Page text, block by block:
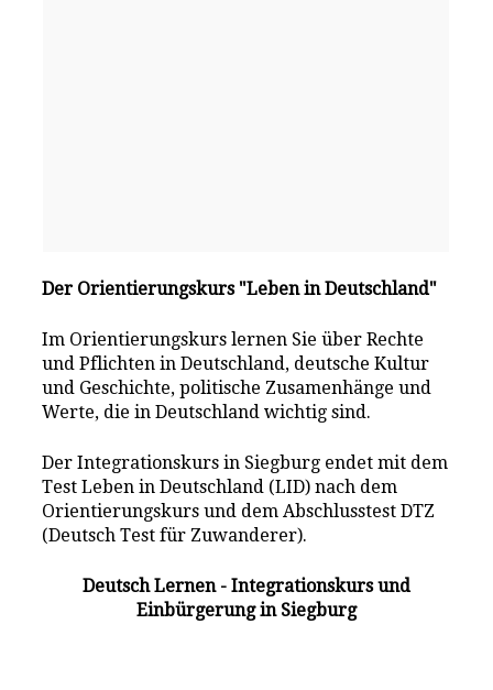
Der Orientierungskurs "Leben in Deutschland"
Im Orientierungskurs lernen Sie über Rechte
und Pflichten in Deutschland, deutsche Kultur
und Geschichte, politische Zusamenhänge und
Werte, die in Deutschland wichtig sind.
Der Integrationskurs in Siegburg endet mit dem
Test Leben in Deutschland (LID) nach dem
Orientierungskurs und dem Abschlusstest DTZ
(Deutsch Test für Zuwanderer).
Deutsch Lernen - Integrationskurs und
Einbürgerung in Siegburg